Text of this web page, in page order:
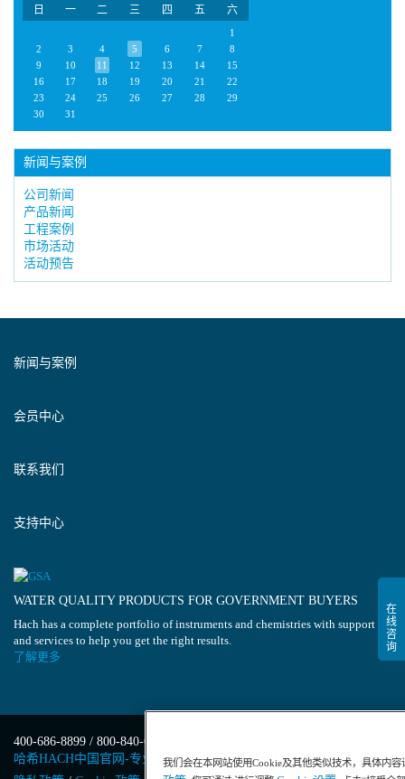
日
一 二 三 四 五 六
1
2
3 4 5 6 7
8
9
10 11 12 13 14
15
16
17 18 19 20 21
22
23
24 25 26 27 28
29
30
31
新闻与案例
公司新闻
产品新闻
工程案例
市场活动
活动预告
新闻与案例
会员中心
联系我们
支持中心
WATER QUALITY PRODUCTS FOR GOVERNMENT BUYERS
Hach has a complete portfolio of instruments and chemistries with support
and services to help you get the right results.
了解更多
400-686-8899 / 800-840-6026
哈希HACH中国官网-专业水质分析仪器我们会在本网站使用Cookie及其他类似技术，具体内